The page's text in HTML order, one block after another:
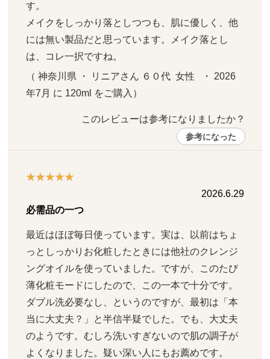
す。
メイクをしっかり落としつつも、肌に優しく、他
には無い製品だと思っています。メイク落とし
は、コレ一択ですね。
（ 神奈川県 ・ リニアさん ６０代  女性   ・ 2026
年7月 に 120ml をご購入）
このレビューは参考になりましたか？
参考になった
2026.6.29
必需品の一つ
最近はほぼ毎日使っています。実は、以前はちょ
っとしっかりお化粧したときには他社のクレンジ
ングオイルを使っていました。ですが、このたび
薄化粧モードにしたので、この一本で十分です。
ダブル洗必要なし、というのですが、最初は「本
当に大丈夫？」と半信半疑でした。でも、大丈夫
のようです。むしろ洗いすぎないので肌の調子が
よくなりました。疑い深い人にもお薦めです。